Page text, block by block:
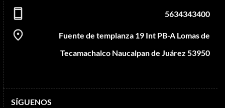
5634343400
Fuente de templanza 19 Int PB-A Lomas de
Tecamachalco Naucalpan de Juárez 53950
SÍGUENOS